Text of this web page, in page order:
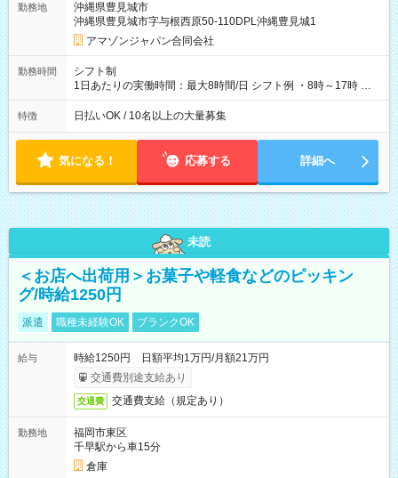
☆Amazon直雇用で安定して働けます！ 【試用期間】試用期間
あり 試用期間の長さ：1週間 雇用形態、給与は本採用時と同じ
です。
勤務地
沖縄県豊見城市
沖縄県豊見城市字与根西原50-110DPL沖縄豊見城1
アマゾンジャパン合同会社
勤務時間
シフト制
1日あたりの実働時間：最大8時間/日 シフト例 ・8時～17時 ・
12時～21時
特徴 日払いOK / 10名以上の大量募集
気になる！ 応募する 詳細へ
未読
＜お店へ出荷用＞お菓子や軽食などのピッキン
グ/時給1250円
派遣 職種未経験OK ブランクOK
給与
時給1250円 日額平均1万円/月額21万円
交通費別途支給あり
交通費 交通費支給（規定あり）
勤務地
福岡市東区
千早駅から車15分
倉庫